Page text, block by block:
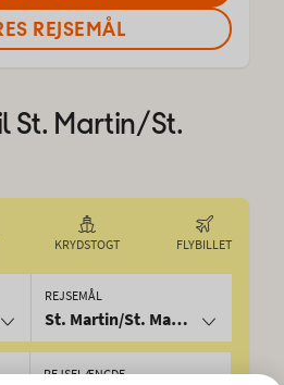
REJSEMÅL
St. Martin/St.
KRYDSTOGT FLYBILLET
REJSEMÅL
St. Martin/St. Maarten
REJSELÆNGDE